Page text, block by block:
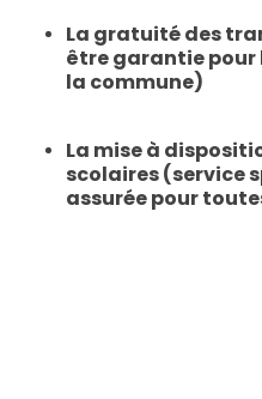
La gratuité des
être garantie pour
la commune)
La mise à
scolaires (service
assurée pour